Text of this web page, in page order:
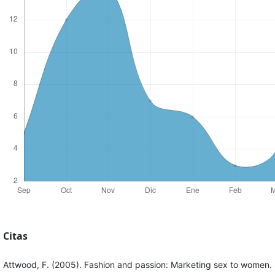
Citas
Attwood, F. (2005). Fashion and passion: Marketing sex to